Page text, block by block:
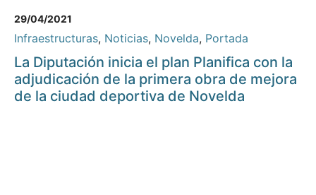
29/04/2021
Infraestructuras, Noticias, Novelda, Portada
La Diputación inicia el plan Planifica con la
adjudicación de la primera obra de mejora
de la ciudad deportiva de Novelda